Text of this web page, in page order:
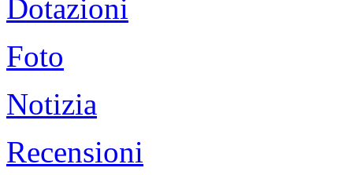
Dotazioni
Foto
Notizia
Recensioni